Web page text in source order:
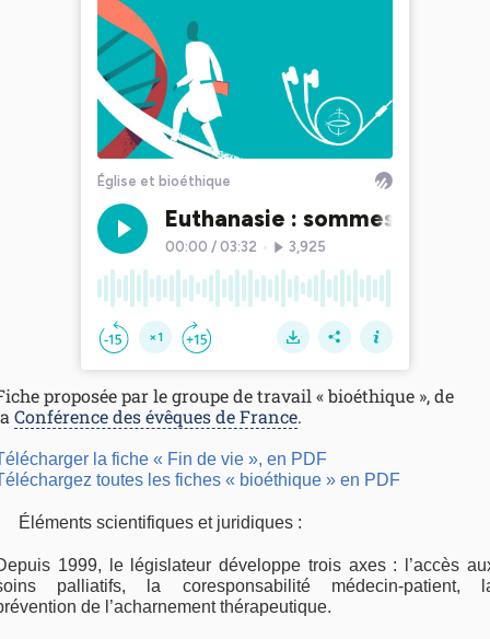
proposée par le groupe de travail « bioéthique », de
Conférence des évêques de France.
la fiche « Fin de vie », en PDF
toutes les fiches « bioéthique » en PDF
Éléments scientifiques et juridiques :
1999, le législateur développe trois axes : l’accès
palliatifs, la coresponsabilité médecin-patient,
de l’acharnement thérapeutique.